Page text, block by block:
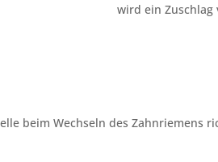
wird ein
beim Wechseln des Zahnriemens